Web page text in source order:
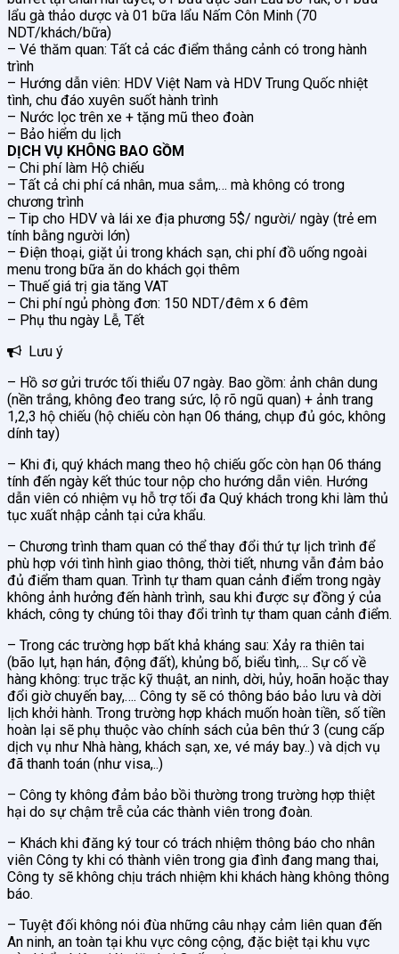
lẩu gà thảo dược và 01 bữa lẩu Nấm Côn Minh (70
NDT/khách/bữa)
– Vé thăm quan: Tất cả các điểm thắng cảnh có trong hành
trình
– Hướng dẫn viên: HDV Việt Nam và HDV Trung Quốc nhiệt
tình, chu đáo xuyên suốt hành trình
– Nước lọc trên xe + tặng mũ theo đoàn
– Bảo hiểm du lịch
DỊCH VỤ KHÔNG BAO GỒM
– Chi phí làm Hộ chiếu
– Tất cả chi phí cá nhân, mua sắm,… mà không có trong
chương trình
– Tip cho HDV và lái xe địa phương 5$/ người/ ngày (trẻ em
tính bằng người lớn)
– Điện thoại, giặt ủi trong khách sạn, chi phí đồ uống ngoài
menu trong bữa ăn do khách gọi thêm
– Thuế giá trị gia tăng VAT
– Chi phí ngủ phòng đơn: 150 NDT/đêm x 6 đêm
– Phụ thu ngày Lễ, Tết
Lưu ý
– Hồ sơ gửi trước tối thiểu 07 ngày. Bao gồm: ảnh chân dung
(nền trắng, không đeo trang sức, lộ rõ ngũ quan) + ảnh trang
1,2,3 hộ chiếu (hộ chiếu còn hạn 06 tháng, chụp đủ góc, không
dính tay)
– Khi đi, quý khách mang theo hộ chiếu gốc còn hạn 06 tháng
tính đến ngày kết thúc tour nộp cho hướng dẫn viên. Hướng
dẫn viên có nhiệm vụ hỗ trợ tối đa Quý khách trong khi làm thủ
tục xuất nhập cảnh tại cửa khẩu.
– Chương trình tham quan có thể thay đổi thứ tự lịch trình để
phù hợp với tình hình giao thông, thời tiết, nhưng vẫn đảm bảo
đủ điểm tham quan. Trình tự tham quan cảnh điểm trong ngày
không ảnh hưởng đến hành trình, sau khi được sự đồng ý của
khách, công ty chúng tôi thay đổi trình tự tham quan cảnh điểm.
– Trong các trường hợp bất khả kháng sau: Xảy ra thiên tai
(bão lụt, hạn hán, động đất), khủng bố, biểu tình,… Sự cố về
hàng không: trục trặc kỹ thuật, an ninh, dời, hủy, hoãn hoặc thay
đổi giờ chuyến bay,…. Công ty sẽ có thông báo bảo lưu và dời
lịch khởi hành. Trong trường hợp khách muốn hoàn tiền, số tiền
hoàn lại sẽ phụ thuộc vào chính sách của bên thứ 3 (cung cấp
dịch vụ như Nhà hàng, khách sạn, xe, vé máy bay..) và dịch vụ
đã thanh toán (như visa,..)
– Công ty không đảm bảo bồi thường trong trường hợp thiệt
hại do sự chậm trễ của các thành viên trong đoàn.
– Khách khi đăng ký tour có trách nhiệm thông báo cho nhân
viên Công ty khi có thành viên trong gia đình đang mang thai,
Công ty sẽ không chịu trách nhiệm khi khách hàng không thông
báo.
– Tuyệt đối không nói đùa những câu nhạy cảm liên quan đến
An ninh, an toàn tại khu vực công cộng, đặc biệt tại khu vực